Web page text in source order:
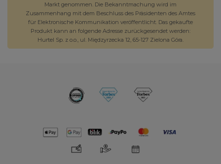
Markt genommen. Die Bekanntmachung wird im
Zusammenhang mit dem Beschluss des Präsidenten des Amtes
für Elektronische Kommunikation veröffentlicht. Das gekaufte
Produkt kann an folgende Adresse zurückgesendet werden:
Hurtel Sp. z o.o., ul. Międzyrzecka 12, 65-127 Zielona Góra.